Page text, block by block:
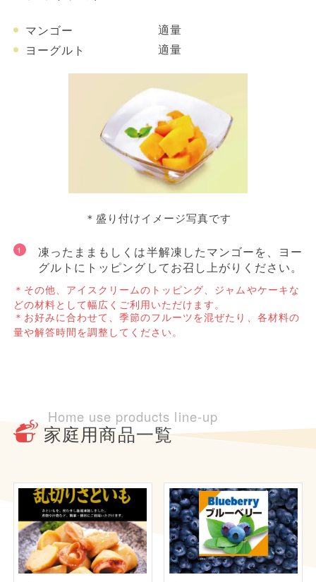
マンゴー
適量
ヨーグルト
適量
＊盛り付けイメージ写真です
凍ったままもしくは半解凍したマンゴーを、ヨー
グルトにトッピングしてお召し上がりください。
その他、アイスクリームのトッピング、ジャムやケーキな
どの材料として幅広くご利用いただけます。
お好みに合わせて、季節のフルーツを混ぜたり、各材料の
量や解答時間を調整してください。
Home use products line-up
家庭用商品一覧